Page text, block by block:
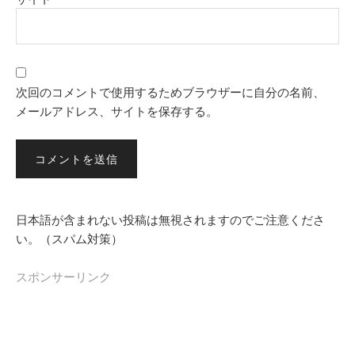
次回のコメントで使用するためブラウザーに自分の名前、
メールアドレス、サイトを保存する。
日本語が含まれない投稿は無視されますのでご注意くださ
い。（スパム対策）
スポンサーリンク